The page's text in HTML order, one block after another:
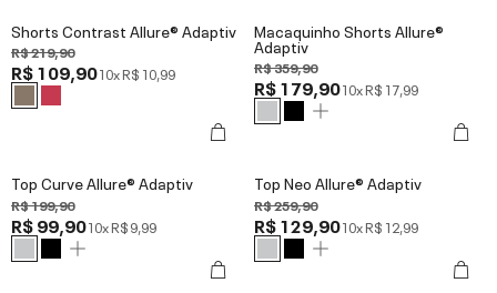
Shorts Contrast Allure® Adaptiv
R$ 219,90
R$ 109,9010xR$ 10,99
Macaquinho Shorts Allure®
Adaptiv
R$ 359,90
R$ 179,9010xR$ 17,99
Top Curve Allure® Adaptiv
R$ 199,90
R$ 99,9010xR$ 9,99
Top Neo Allure® Adaptiv
R$ 259,90
R$ 129,9010xR$ 12,99